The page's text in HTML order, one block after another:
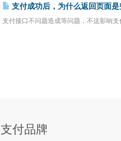
支付成功后，为什么返回页面是
支付接口不问题造成等问题，不这影响
支付品牌